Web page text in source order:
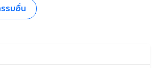
รมอื่น